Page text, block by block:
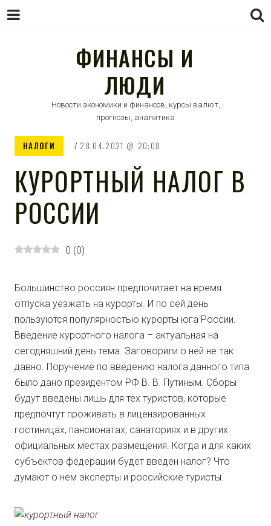
ФИНАНСЫ И
ЛЮДИ
Новости экономики и финансов, курсы валют,
прогнозы, аналитика
НАЛОГИ 28.04.2021 20:08
КУРОРТНЫЙ НАЛОГ В
РОССИИ
0 (0)
Большинство россиян предпочитает на время
отпуска уезжать на курорты. И по сей день
пользуются популярностью курорты юга России.
Введение курортного налога – актуальная на
сегодняшний день тема. Заговорили о ней не так
давно. Поручение по введению налога данного типа
было дано президентом РФ В. В. Путиным. Сборы
будут введены лишь для тех туристов, которые
предпочтут проживать в лицензированных
гостиницах, пансионатах, санаториях и в других
официальных местах размещения. Когда и для каких
субъектов федерации будет введен налог? Что
думают о нем эксперты и российские туристы.